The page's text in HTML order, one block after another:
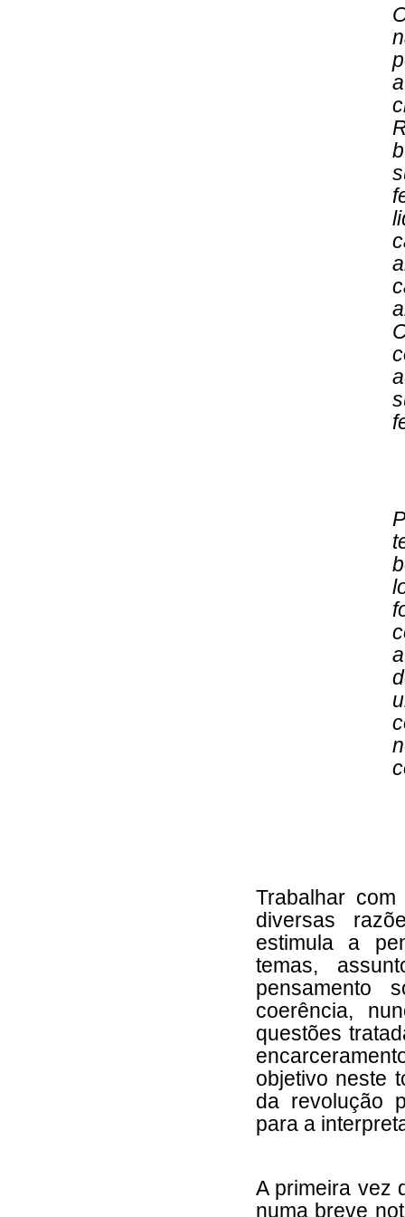
Trabalhar
diversas
estimula a
temas,
pensamento
coerência,
questões
objetivo neste
da revolução
para a
A primeira vez
numa breve